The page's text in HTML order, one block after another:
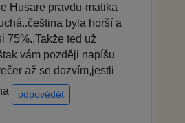
Husare pravdu-matika
byla horší a
75%..Takže ted už
vám později napíšu
až se dozvím,jestli
odpovědět